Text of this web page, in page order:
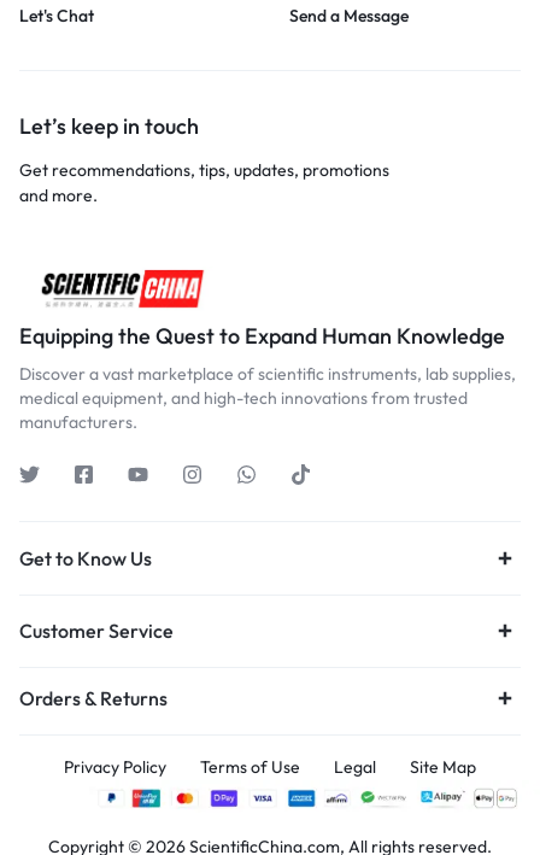
Let's Chat
Send a Message
Let’s keep in touch
Get recommendations, tips, updates, promotions
and more.
Equipping the Quest to Expand Human Knowledge
Discover a vast marketplace of scientific instruments, lab supplies,
medical equipment, and high-tech innovations from trusted
manufacturers.
Get to Know Us
Customer Service
Orders & Returns
Privacy Policy Terms of Use Legal Site Map
Copyright © 2026 ScientificChina.com, All rights reserved.